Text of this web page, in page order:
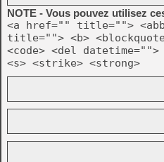
NOTE - Vous pouvez utilisez
<a href="" title="">
title=""> <b>
<code> <del
<s> <strike> <strong>